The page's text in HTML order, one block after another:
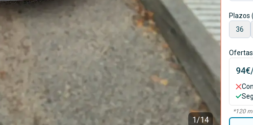
1/14
Plazos
36
Ofertas
94€
*120